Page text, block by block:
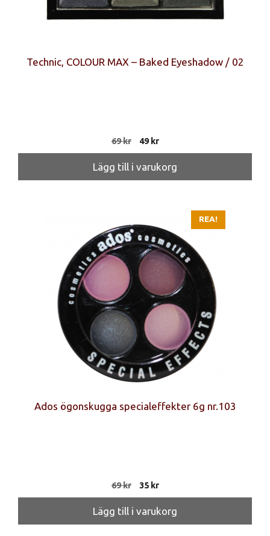
Technic, COLOUR MAX – Baked Eyeshadow / 02
69kr
Det
ursprungliga
priset
var:
49krDet
nuvarande
priset
är:
Lägg till i varukorg
REA!
Ados ögonskugga specialeffekter 6g nr.103
69kr
Det
ursprungliga
priset
var:
35 krDet
nuvarande
priset
är:
Lägg till i varukorg